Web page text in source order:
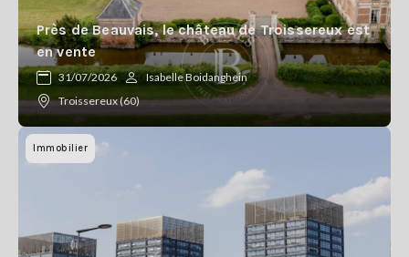
Près de Beauvais, le château de Troissereux est
en vente
31/07/2026
Isabelle Boidanghein
Troissereux (60)
Immobilier